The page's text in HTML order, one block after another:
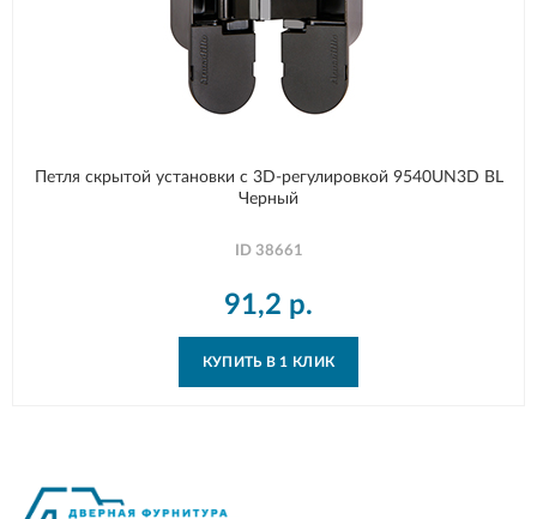
Петля скрытой установки с 3D-регулировкой 9540UN3D BL
Черный
ID 38661
91,2 р.
КУПИТЬ В 1 КЛИК